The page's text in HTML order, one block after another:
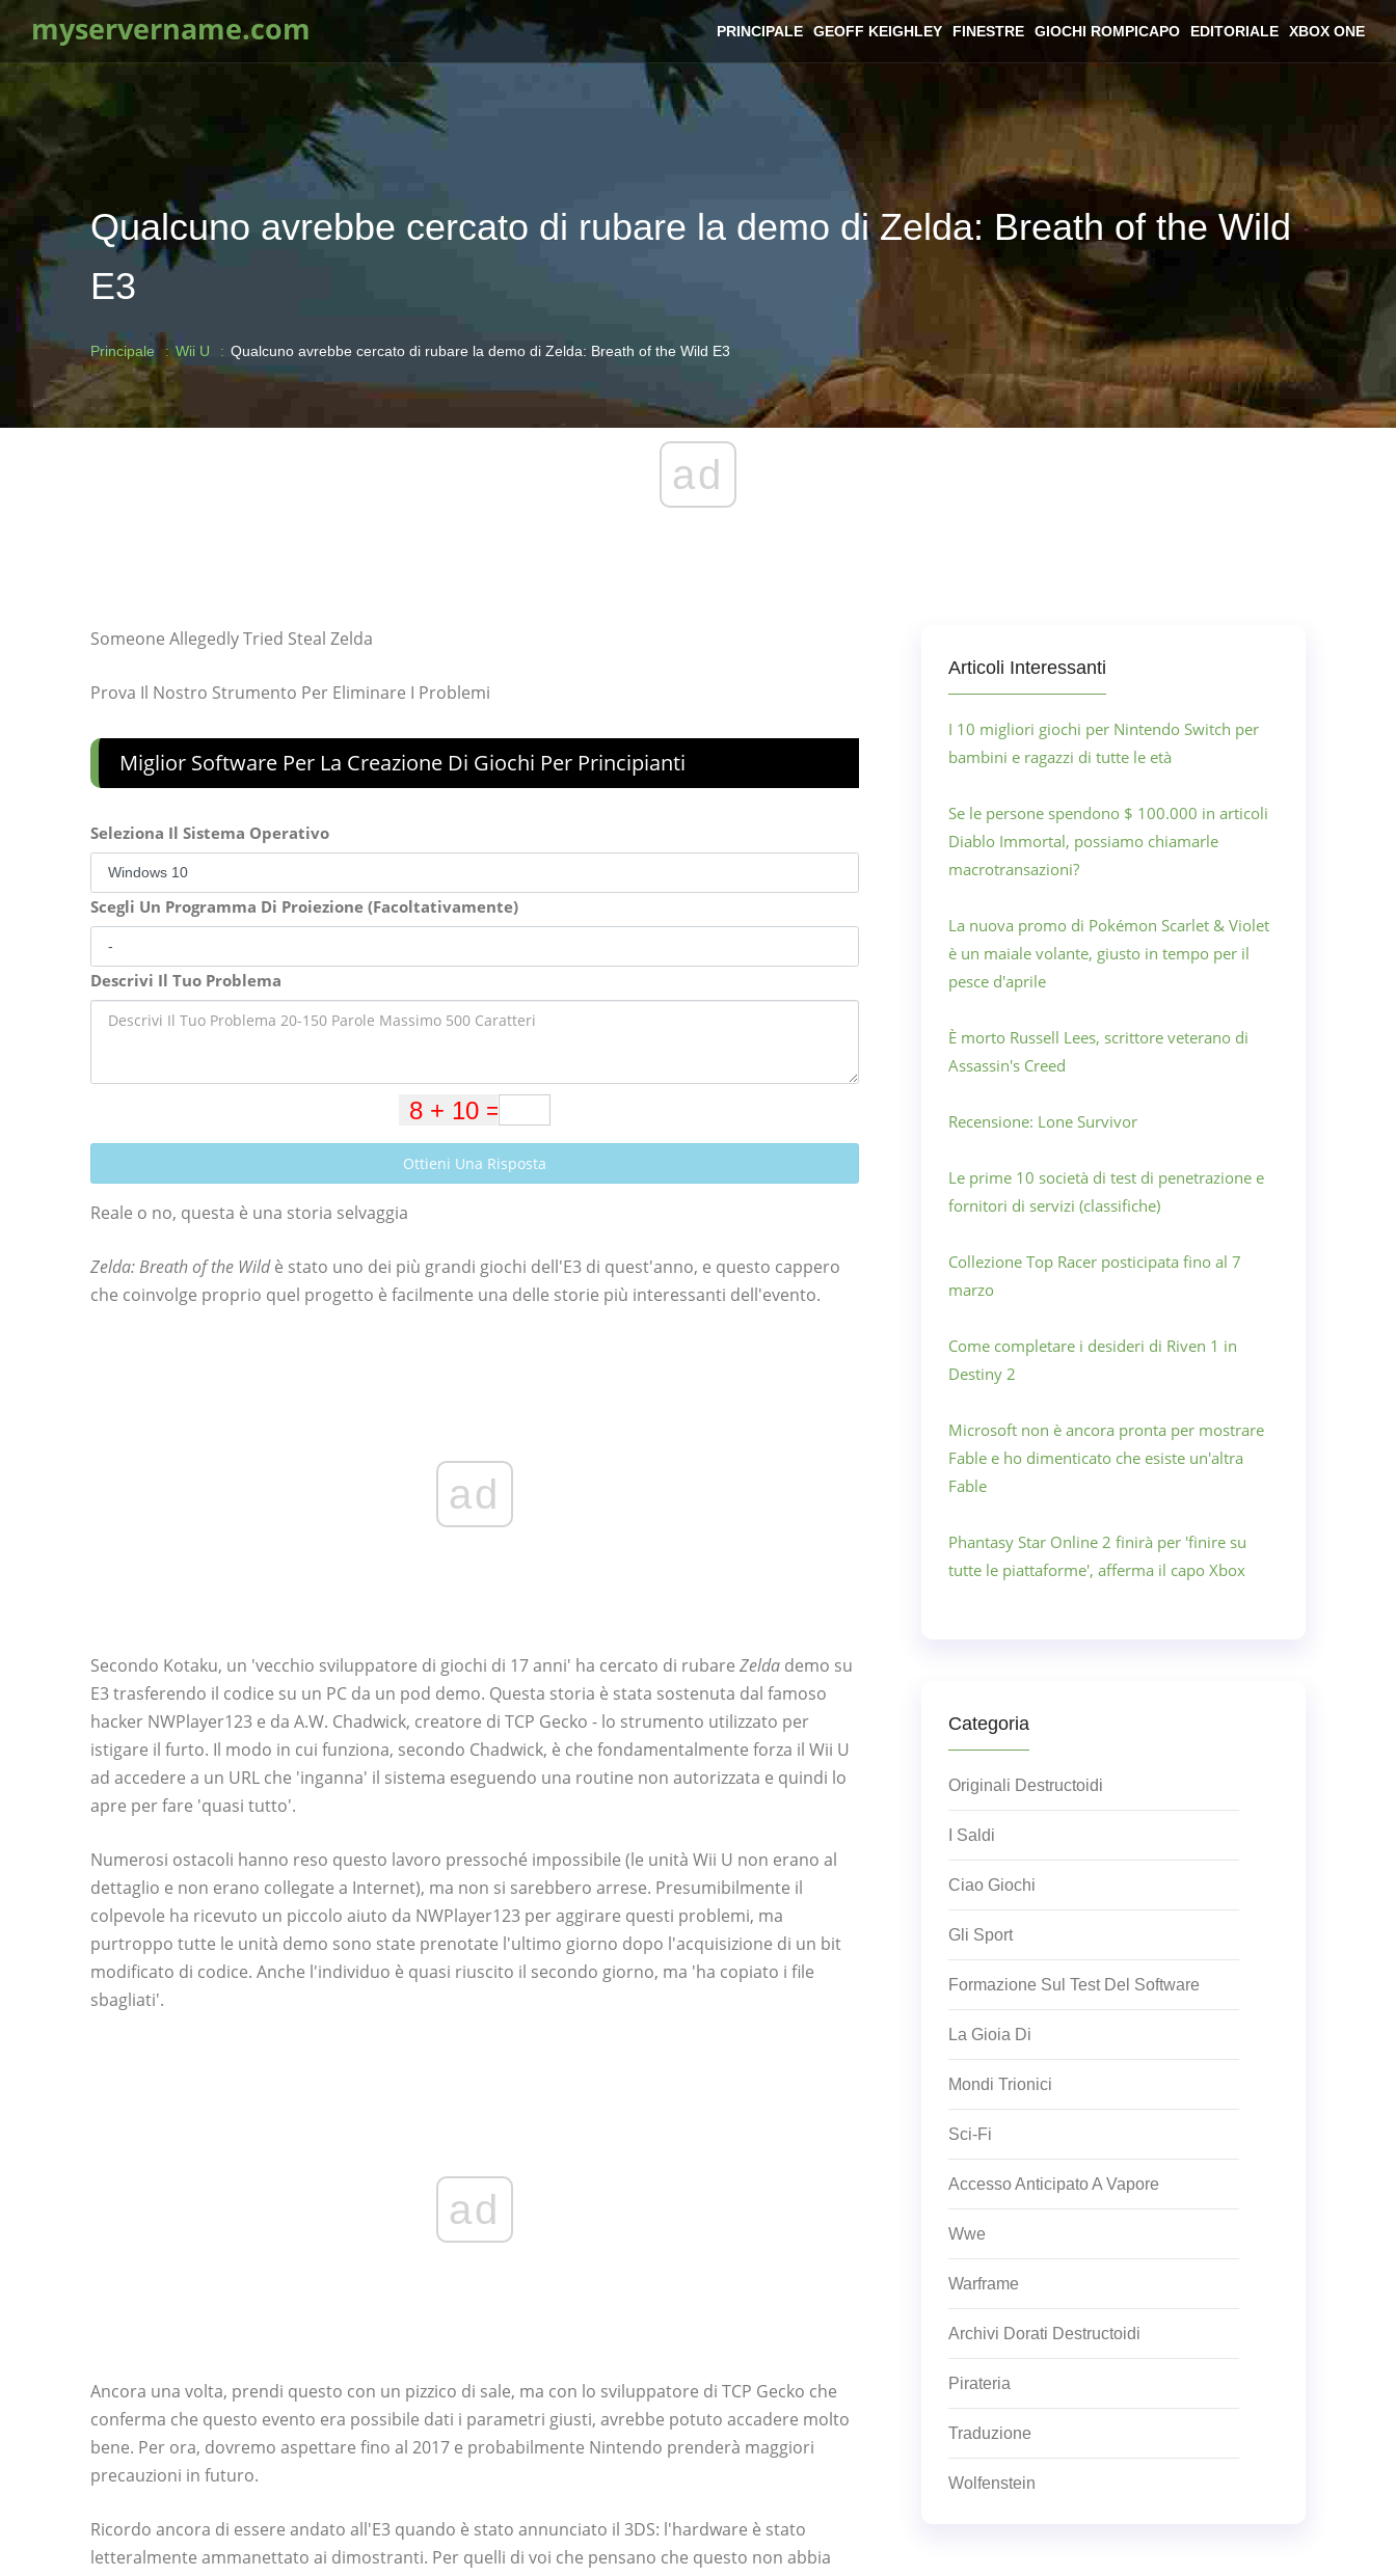
myservername.com PRINCIPALE GEOFF KEIGHLEY FINESTRE GIOCHI ROMPICAPO EDITORIALE XBOX ONE
Qualcuno avrebbe cercato di rubare la demo di Zelda: Breath of the Wild
E3
Principale Wii U Qualcuno avrebbe cercato di rubare la demo di Zelda: Breath of the Wild E3
ad
Someone Allegedly Tried Steal Zelda
Prova Il Nostro Strumento Per Eliminare I Problemi
Miglior Software Per La Creazione Di Giochi Per Principianti
Seleziona Il Sistema Operativo
Scegli Un Programma Di Proiezione (Facoltativamente)
Descrivi Il Tuo Problema
Ottieni Una Risposta
Reale o no, questa è una storia selvaggia
Zelda: Breath of the Wildè stato uno dei più grandi giochi dell'E3 di quest'anno, e questo cappero
che coinvolge proprio quel progetto è facilmente una delle storie più interessanti dell'evento.
ad
Secondo Kotaku, un 'vecchio sviluppatore di giochi di 17 anni' ha cercato di rubare Zelda demo su
E3 trasferendo il codice su un PC da un pod demo. Questa storia è stata sostenuta dal famoso
hacker NWPlayer123 e da A.W. Chadwick, creatore di TCP Gecko - lo strumento utilizzato per
istigare il furto. Il modo in cui funziona, secondo Chadwick, è che fondamentalmente forza il Wii U
ad accedere a un URL che 'inganna' il sistema eseguendo una routine non autorizzata e quindi lo
apre per fare 'quasi tutto'.
Numerosi ostacoli hanno reso questo lavoro pressoché impossibile (le unità Wii U non erano al
dettaglio e non erano collegate a Internet), ma non si sarebbero arrese. Presumibilmente il
colpevole ha ricevuto un piccolo aiuto da NWPlayer123 per aggirare questi problemi, ma
purtroppo tutte le unità demo sono state prenotate l'ultimo giorno dopo l'acquisizione di un bit
modificato di codice. Anche l'individuo è quasi riuscito il secondo giorno, ma 'ha copiato i file
sbagliati'.
ad
Ancora una volta, prendi questo con un pizzico di sale, ma con lo sviluppatore di TCP Gecko che
conferma che questo evento era possibile dati i parametri giusti, avrebbe potuto accadere molto
bene. Per ora, dovremo aspettare fino al 2017 e probabilmente Nintendo prenderà maggiori
precauzioni in futuro.
Ricordo ancora di essere andato all'E3 quando è stato annunciato il 3DS: l'hardware è stato
letteralmente ammanettato ai dimostranti. Per quelli di voi che pensano che questo non abbia
Articoli Interessanti
I 10 migliori giochi per Nintendo Switch per
bambini e ragazzi di tutte le età
Se le persone spendono $ 100.000 in articoli
Diablo Immortal, possiamo chiamarle
macrotransazioni?
La nuova promo di Pokémon Scarlet & Violet
è un maiale volante, giusto in tempo per il
pesce d'aprile
È morto Russell Lees, scrittore veterano di
Assassin's Creed
Recensione: Lone Survivor
Le prime 10 società di test di penetrazione e
fornitori di servizi (classifiche)
Collezione Top Racer posticipata fino al 7
marzo
Come completare i desideri di Riven 1 in
Destiny 2
Microsoft non è ancora pronta per mostrare
Fable e ho dimenticato che esiste un'altra
Fable
Phantasy Star Online 2 finirà per 'finire su
tutte le piattaforme', afferma il capo Xbox
Categoria
Originali Destructoidi
I Saldi
Ciao Giochi
Gli Sport
Formazione Sul Test Del Software
La Gioia Di
Mondi Trionici
Sci-Fi
Accesso Anticipato A Vapore
Wwe
Warframe
Archivi Dorati Destructoidi
Pirateria
Traduzione
Wolfenstein